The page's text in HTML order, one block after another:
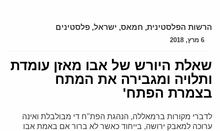
הרשות הפלסטינית, חמאס, ישראל, פלסטינים
6 מרץ, 2018
שאלת היורש של אבו מאזן עומדת
ותלויה ומגבירה את המתח
בצמרת הפתח'
לדברי מקורות ברמאללה, הנהגת הפת"ח די מבולבלת ואינה
ערוכה למאבק ירושה, בייחוד כאשר לא ברור אם באמת אבו